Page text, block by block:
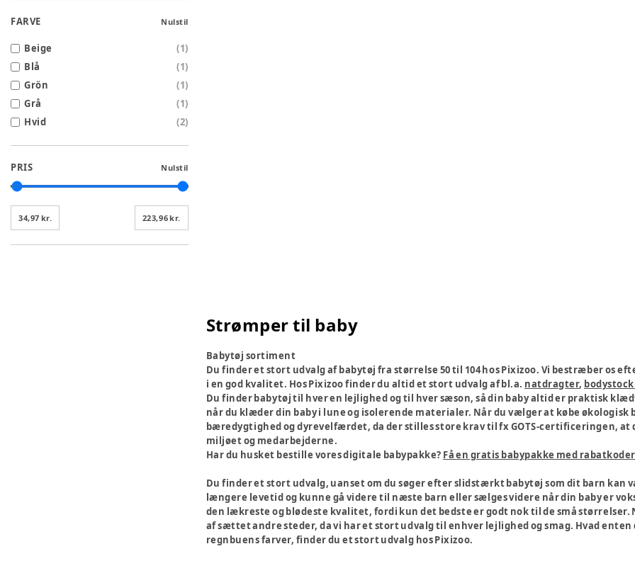
FARVE Nulstil
Beige (1)
Blå
(1)
Grön
(1)
Grå
(1)
Hvid
(2)
PRIS Nulstil
34,97 kr. 223,96 kr.
Strømper til baby
Babytøj sortiment
Du finder et stort udvalg af babytøj fra størrelse 50 til 104 hos Pixizoo. Vi bestræber os
i en god kvalitet. Hos Pixizoo finder du altid et stort udvalg af bl.a. natdragter,
Du finder babytøj til hver en lejlighed og til hver sæson, så din baby altid er praktisk
når du klæder din baby i lune og isolerende materialer. Når du vælger at købe
bæredygtighed og dyrevelfærdet, da der stilles store krav til fx GOTS-certificeringen,
miljøet og medarbejderne.
Har du husket bestille vores digitale babypakke? Få en gratis babypakke med
Du finder et stort udvalg, uanset om du søger efter slidstærkt babytøj som dit barn kan
længere levetid og kunne gå videre til næste barn eller sælges videre når din baby er
den lækreste og blødeste kvalitet, fordi kun det bedste er godt nok til de små
af sættet andre steder, da vi har et stort udvalg til enhver lejlighed og smag. Hvad
regnbuens farver, finder du et stort udvalg hos Pixizoo.